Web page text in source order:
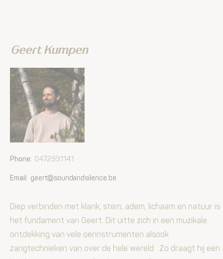
Geert Kumpen
Phone: 0472991141
Email: geert@soundandsilence.be
Diep verbinden met klank, stem, adem, lichaam en natuur is
het fundament van Geert. Dit uitte zich in een muzikale
ontdekking van vele oerinstrumenten alsook
zangtechnieken van over de hele wereld. Zo draagt hij een